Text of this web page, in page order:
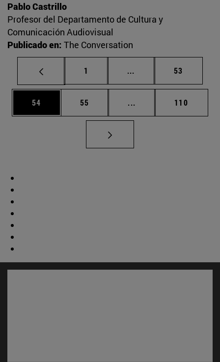
Pablo Castrillo
Profesor del Departamento de Cultura y
Comunicación Audiovisual
Publicado en: The Conversation
Página
1 ... Páginas intermedias
Página
53
Página
54 Página
55 ... Páginas intermedias
Página
110